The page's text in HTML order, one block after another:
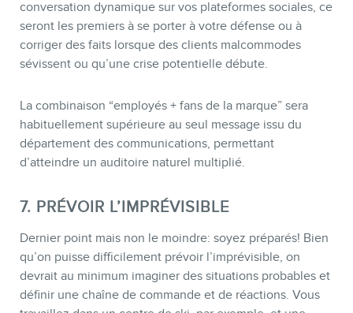
conversation dynamique sur vos plateformes sociales, ce
seront les premiers à se porter à votre défense ou à
corriger des faits lorsque des clients malcommodes
sévissent ou qu’une crise potentielle débute.
La combinaison “employés + fans de la marque” sera
habituellement supérieure au seul message issu du
département des communications, permettant
d’atteindre un auditoire naturel multiplié.
7. PRÉVOIR L’IMPRÉVISIBLE
Dernier point mais non le moindre: soyez préparés! Bien
qu’on puisse difficilement prévoir l’imprévisible, on
devrait au minimum imaginer des situations probables et
définir une chaîne de commande et de réactions. Vous